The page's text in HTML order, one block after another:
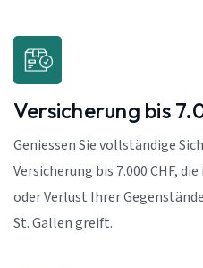
Versicherung bis
Geniessen Sie vollständige
Versicherung bis 7.000 CHF,
oder Verlust Ihrer
St. Gallen greift.